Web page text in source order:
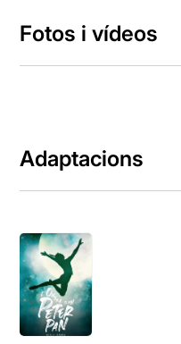
Fotos i vídeos
Adaptacions